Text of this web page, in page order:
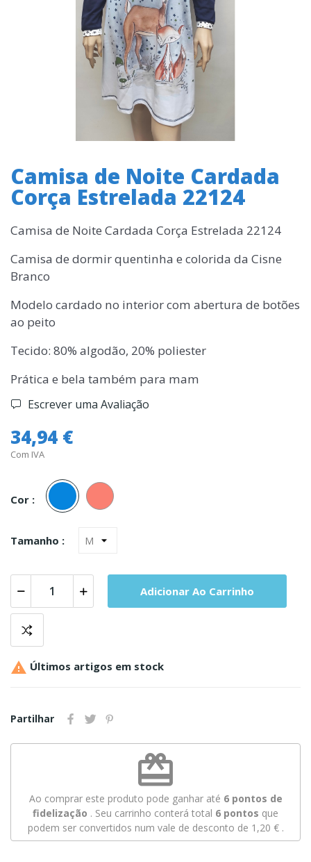
Camisa de Noite Cardada
Corça Estrelada 22124
Camisa de Noite Cardada Corça Estrelada 22124
Camisa de dormir quentinha e colorida da Cisne
Branco
Modelo cardado no interior com abertura de botões
ao peito
Tecido: 80% algodão, 20% poliester
Prática e bela também para mam
Escrever uma Avaliação
34,94 €
Com IVA
Cor :
Azul
Tamanho :
Adicionar Ao Carrinho
 Últimos artigos em stock
Partilhar
redeem
Ao comprar este produto pode ganhar até 6pontos de
fidelização . Seu carrinho conterá total 6 pontos que
podem ser convertidos num vale de desconto de 1,20 €.